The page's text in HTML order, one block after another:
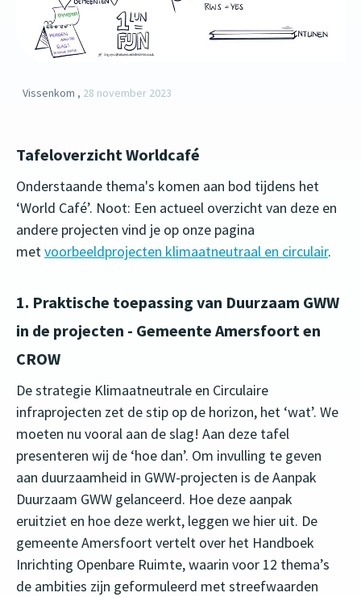
Vissenkom , 28 november 2023
Tafeloverzicht Worldcafé
Onderstaande thema's komen aan bod tijdens het
‘World Café’. Noot: Een actueel overzicht van deze en
andere projecten vind je op onze pagina
metvoorbeeldprojecten klimaatneutraal en circulair.
1. Praktische toepassing van Duurzaam GWW
in de projecten - Gemeente Amersfoort en
CROW
De strategie Klimaatneutrale en Circulaire
infraprojecten zet de stip op de horizon, het ‘wat’. We
moeten nu vooral aan de slag! Aan deze tafel
presenteren wij de ‘hoe dan’. Om invulling te geven
aan duurzaamheid in GWW-projecten is de Aanpak
Duurzaam GWW gelanceerd. Hoe deze aanpak
eruitziet en hoe deze werkt, leggen we hier uit. De
gemeente Amersfoort vertelt over het Handboek
Inrichting Openbare Ruimte, waarin voor 12 thema’s
de ambities zijn geformuleerd met streefwaarden